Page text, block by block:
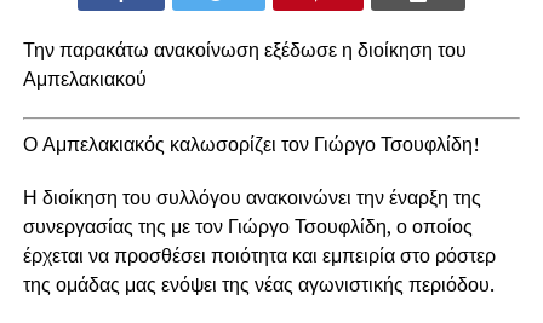
Την παρακάτω ανακοίνωση εξέδωσε η διοίκηση του
Αμπελακιακού
Ο Αμπελακιακός καλωσορίζει τον Γιώργο Τσουφλίδη!
Η διοίκηση του συλλόγου ανακοινώνει την έναρξη της
συνεργασίας της με τον Γιώργο Τσουφλίδη, ο οποίος
έρχεται να προσθέσει ποιότητα και εμπειρία στο ρόστερ
της ομάδας μας ενόψει της νέας αγωνιστικής περιόδου.